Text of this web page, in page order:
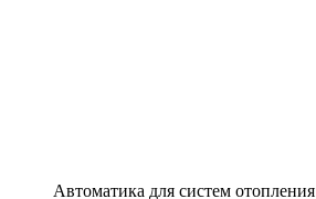
Автоматика для систем отопления